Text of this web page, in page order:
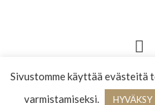
© 2025 VIINIATELJEE |
BBWINES OY | Y-TUNNUS
Sivustomme käyttää evästeitä
varmistamiseksi.
HYVÄKSY